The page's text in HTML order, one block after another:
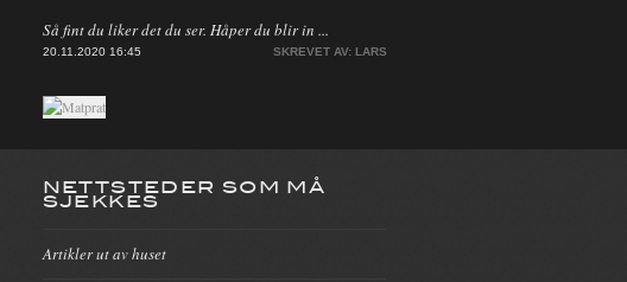
Så fint du liker det du ser. Håper du blir in ...
20.11.2020 16:45 SKREVET AV: LARS
NETTSTEDER SOM MÅ
SJEKKES
Artikler ut av huset